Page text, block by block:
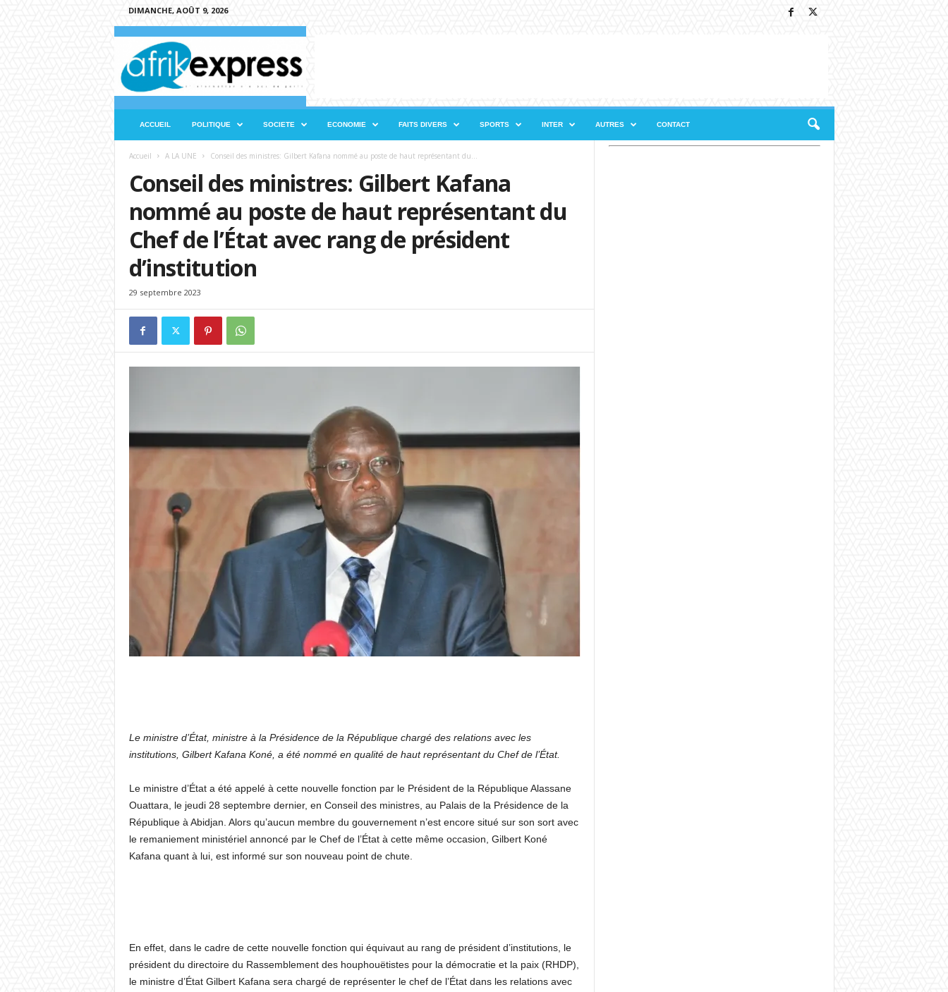
DIMANCHE, AOÛT 9, 2026
e
ACCUEIL POLITIQUE SOCIETE ECONOMIE FAITS DIVERS SPORTS INTER AUTRES CONTACT
Accueil A LA UNE Conseil des ministres: Gilbert Kafana nommé au poste de haut représentant du...
Conseil des ministres: Gilbert Kafana
nommé au poste de haut représentant du
Chef de l’État avec rang de président
d’institution
29 septembre 2023
Le ministre d’État, ministre à la Présidence de la République chargé des relations avec les
institutions, Gilbert Kafana Koné, a été nommé en qualité de haut représentant du Chef de l’État.
Le ministre d’État a été appelé à cette nouvelle fonction par le Président de la République Alassane
Ouattara, le jeudi 28 septembre dernier, en Conseil des ministres, au Palais de la Présidence de la
République à Abidjan. Alors qu’aucun membre du gouvernement n’est encore situé sur son sort avec
le remaniement ministériel annoncé par le Chef de l’État à cette même occasion, Gilbert Koné
Kafana quant à lui, est informé sur son nouveau point de chute.
En effet, dans le cadre de cette nouvelle fonction qui équivaut au rang de président d’institutions, le
président du directoire du Rassemblement des houphouëtistes pour la démocratie et la paix (RHDP),
le ministre d’État Gilbert Kafana sera chargé de représenter le chef de l’État dans les relations avec